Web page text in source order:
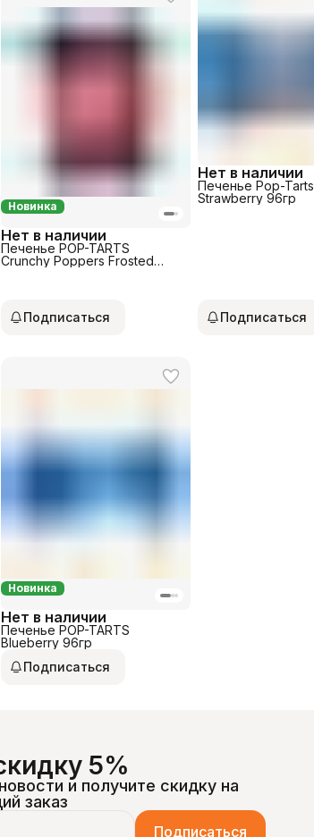
Новинка
Нет в наличии
Печенье POP-TARTS
Сrunchy Poppers Frosted
Подписаться
Нет в наличии
Печенье Pop-Tarts
Strawberry 96гр
Подписаться
Новинка
Нет в наличии
Печенье POP-TARTS
Blueberry 96гр
Подписаться
5%
и получите скидку на
заказ
Подписаться